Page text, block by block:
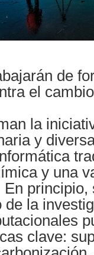
de
el
la
y
y una
principio,
la
clave: